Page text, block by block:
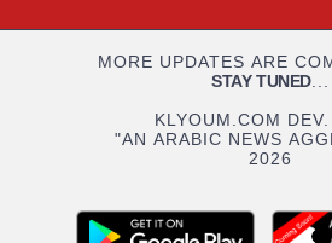
MORE UPDATES ARE
STAY TUNED...
KLYOUM.COM
"AN ARABIC NEWS
2026